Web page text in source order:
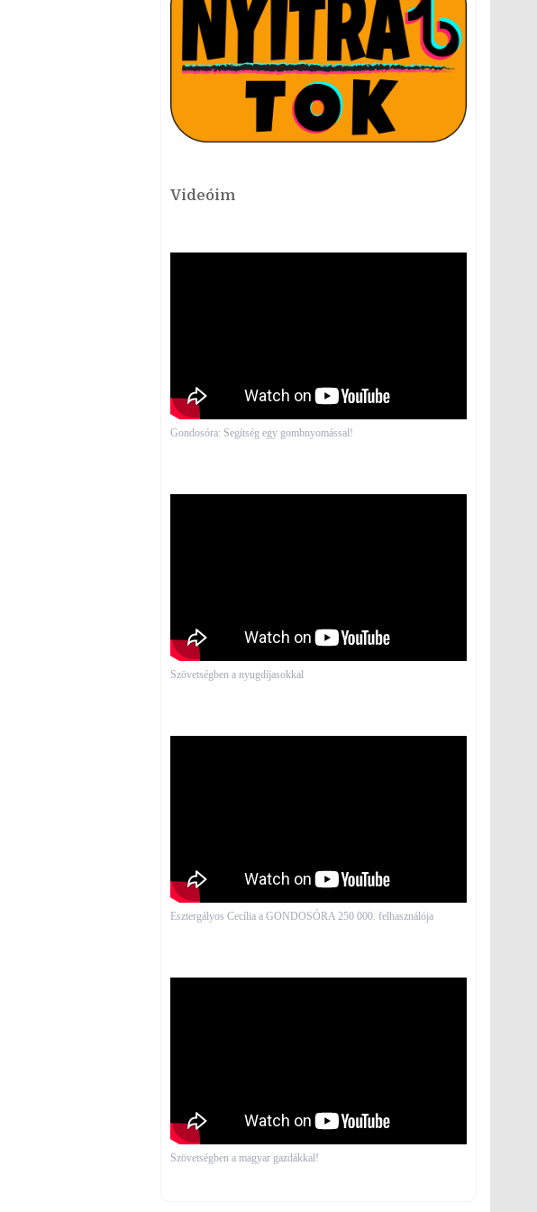
Videóim
Gondosóra: Segítség egy gombnyomással!
Szövetségben a nyugdíjasokkal
Esztergályos Cecília a GONDOSÓRA 250 000. felhasználója
Szövetségben a magyar gazdákkal!